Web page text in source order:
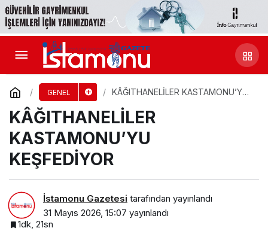
GENEL
KÂĞITHANELİLER KASTAMONU’YU
KÂĞITHANELİLER
KASTAMONU’YU
KEŞFEDİYOR
İstamonu Gazetesi tarafından yayınlandı
31 Mayıs 2026, 15:07 yayınlandı
1dk, 21sn